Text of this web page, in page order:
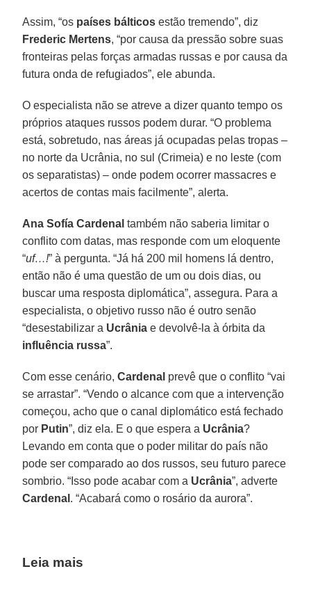
Assim, “os países bálticos estão tremendo”, diz
Frederic Mertens, “por causa da pressão sobre suas
fronteiras pelas forças armadas russas e por causa da
futura onda de refugiados”, ele abunda.
O especialista não se atreve a dizer quanto tempo os
próprios ataques russos podem durar. “O problema
está, sobretudo, nas áreas já ocupadas pelas tropas –
no norte da Ucrânia, no sul (Crimeia) e no leste (com
os separatistas) – onde podem ocorrer massacres e
acertos de contas mais facilmente”, alerta.
Ana Sofía Cardenal também não saberia limitar o
conflito com datas, mas responde com um eloquente
“uf…!” à pergunta. “Já há 200 mil homens lá dentro,
então não é uma questão de um ou dois dias, ou
buscar uma resposta diplomática”, assegura. Para a
especialista, o objetivo russo não é outro senão
“desestabilizar a Ucrânia e devolvê-la à órbita da
influência russa”.
Com esse cenário,Cardenal prevê que o conflito “vai
se arrastar”. “Vendo o alcance com que a intervenção
começou, acho que o canal diplomático está fechado
por Putin”, diz ela. E o que espera a Ucrânia?
Levando em conta que o poder militar do país não
pode ser comparado ao dos russos, seu futuro parece
sombrio. “Isso pode acabar com a Ucrânia”, adverte
Cardenal . “Acabará como o rosário da aurora”.
Leia mais